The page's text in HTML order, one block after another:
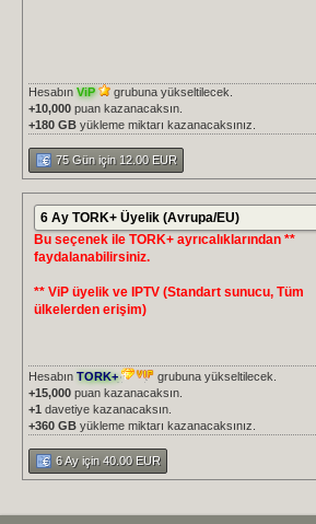
Hesabın ViP
grubuna yükseltilecek.
+10,000 puan kazanacaksın.
+180 GB yükleme miktarı kazanacaksınız.
75 Gün için 12.00 EUR
6 Ay TORK+ Üyelik (Avrupa/EU)
Bu seçenek ile TORK+ ayrıcalıklarından **
faydalanabilirsiniz.
** ViP üyelik ve IPTV (Standart sunucu, Tüm
ülkelerden erişim)
Hesabın TORK+
grubuna yükseltilecek.
+15,000 puan kazanacaksın.
+1 davetiye kazanacaksın.
+360 GB yükleme miktarı kazanacaksınız.
6 Ay için 40.00 EUR